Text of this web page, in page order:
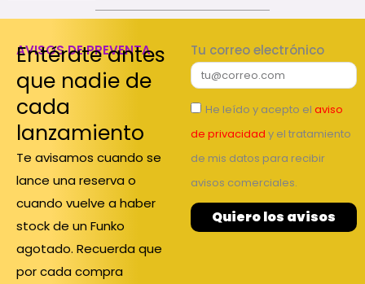
AVISOS DE PREVENTA
Entérate antes
que nadie de
cada
lanzamiento
Te avisamos cuando se
lance una reserva o
cuando vuelve a haber
stock de un Funko
agotado. Recuerda que
por cada compra
Tu correo electrónico
He leído y acepto el aviso
de privacidad y el tratamiento
de mis datos para recibir
avisos comerciales.
Quiero los avisos